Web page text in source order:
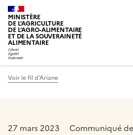
MINISTÈRE
DE L'AGRICULTURE
DE L'AGRO-ALIMENTAIRE
ET DE LA SOUVERAINETÉ
ALIMENTAIRE
Voir le fil d’Ariane
27 mars 2023 Communiqué